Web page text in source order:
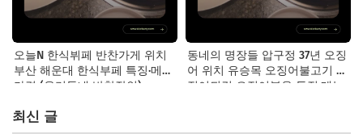
오늘N 한식뷔페 반찬가게 위치
부산 해운대 한식부페 특징·메뉴·
가격 (우리동네 반찬장인)
동네의 명장들 압구정 37년 오징
어 위치 유승목 오징어불고기 오
징어튀김 오징어볶음 특징·메뉴·
최신 글